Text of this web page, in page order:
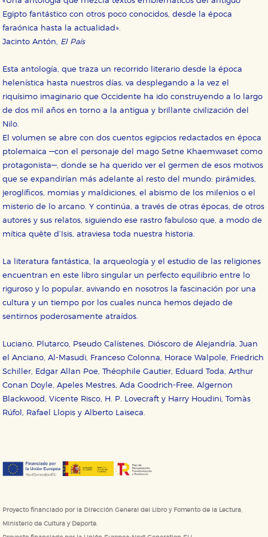
Egipto fantástico con otros poco conocidos, desde la época
faraónica hasta la actualidad».
Jacinto Antón, El País
Esta antología, que traza un recorrido literario desde la época
helenística hasta nuestros días, va desplegando a la vez el
riquísimo imaginario que Occidente ha ido construyendo a lo largo
de dos mil años en torno a la antigua y brillante civilización del
Nilo.
El volumen se abre con dos cuentos egipcios redactados en época
ptolemaica —con el personaje del mago Setne Khaemwaset como
protagonista—, donde se ha querido ver el germen de esos motivos
que se expandirían más adelante al resto del mundo: pirámides,
jeroglíficos, momias y maldiciones, el abismo de los milenios o el
misterio de lo arcano. Y continúa, a través de otras épocas, de otros
autores y sus relatos, siguiendo ese rastro fabuloso que, a modo de
mítica quête d’Isis, atraviesa toda nuestra historia.
La literatura fantástica, la arqueología y el estudio de las religiones
encuentran en este libro singular un perfecto equilibrio entre lo
riguroso y lo popular, avivando en nosotros la fascinación por una
cultura y un tiempo por los cuales nunca hemos dejado de
sentirnos poderosamente atraídos.
Luciano, Plutarco, Pseudo Calístenes, Dióscoro de Alejandría, Juan
el Anciano, Al-Masudi, Franceso Colonna, Horace Walpole, Friedrich
Schiller, Edgar Allan Poe, Théophile Gautier, Eduard Toda, Arthur
Conan Doyle, Apeles Mestres, Ada Goodrich-Free, Algernon
Blackwood, Vicente Risco, H. P. Lovecraft y Harry Houdini, Tomàs
Rúfol, Rafael Llopis y Alberto Laiseca.
Proyecto financiado por la Dirección General del Libro y Fomento de la Lectura,
Ministerio de Cultura y Deporte.